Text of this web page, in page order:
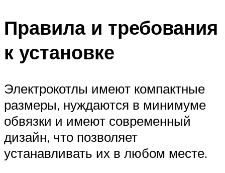
Правила и требования
к установке
Электрокотлы имеют компактные
размеры, нуждаются в минимуме
обвязки и имеют современный
дизайн, что позволяет
устанавливать их в любом месте.